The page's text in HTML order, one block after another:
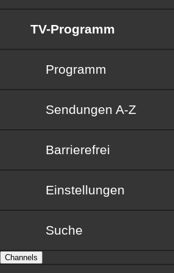
TV-Programm
Programm
Sendungen von A bis Z
Sendungen A-Z
Barrierefrei
Barrierefrei
Einstellungen
Suche
Channels